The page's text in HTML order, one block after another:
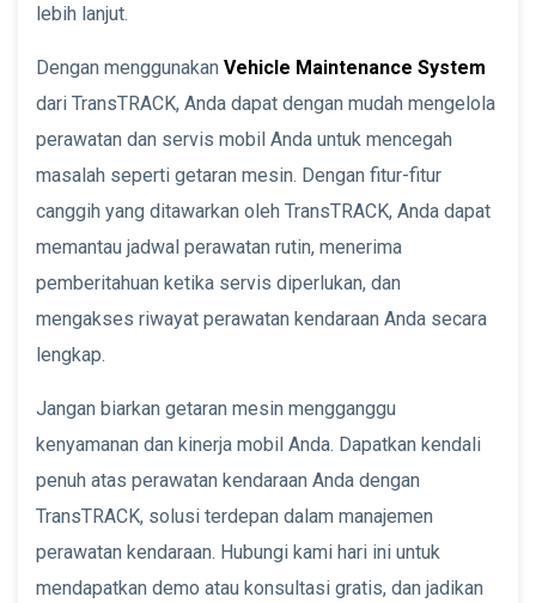
lebih lanjut.
Dengan menggunakan Vehicle Maintenance System
dari TransTRACK, Anda dapat dengan mudah mengelola
perawatan dan servis mobil Anda untuk mencegah
masalah seperti getaran mesin. Dengan fitur-fitur
canggih yang ditawarkan oleh TransTRACK, Anda dapat
memantau jadwal perawatan rutin, menerima
pemberitahuan ketika servis diperlukan, dan
mengakses riwayat perawatan kendaraan Anda secara
lengkap.
Jangan biarkan getaran mesin mengganggu
kenyamanan dan kinerja mobil Anda. Dapatkan kendali
penuh atas perawatan kendaraan Anda dengan
TransTRACK, solusi terdepan dalam manajemen
perawatan kendaraan. Hubungi kami hari ini untuk
mendapatkan demo atau konsultasi gratis, dan jadikan